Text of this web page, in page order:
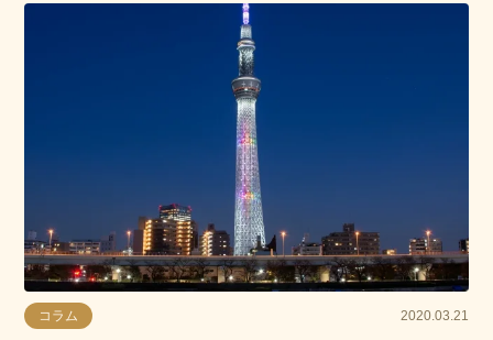
コラム 2020.03.21